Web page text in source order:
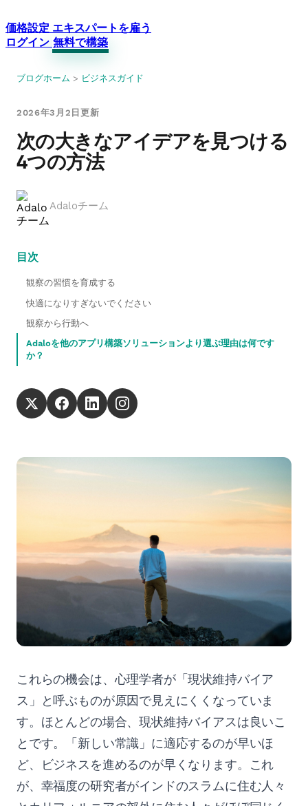
価格設定 エキスパートを雇う
ログイン 無料で構築
ブログホーム > ビジネスガイド
2026年3月2日更新
次の大きなアイデアを見つける
4つの方法
Adaloチーム
目次
観察の習慣を育成する
快適になりすぎないでください
観察から行動へ
Adaloを他のアプリ構築ソリューションより選ぶ理由は何です
か？
これらの機会は、心理学者が「現状維持バイア
ス」と呼ぶものが原因で見えにくくなっていま
す。ほとんどの場合、現状維持バイアスは良いこ
とです。「新しい常識」に適応するのが早いほ
ど、ビジネスを進めるのが早くなります。これ
が、幸福度の研究者がインドのスラムに住む人々